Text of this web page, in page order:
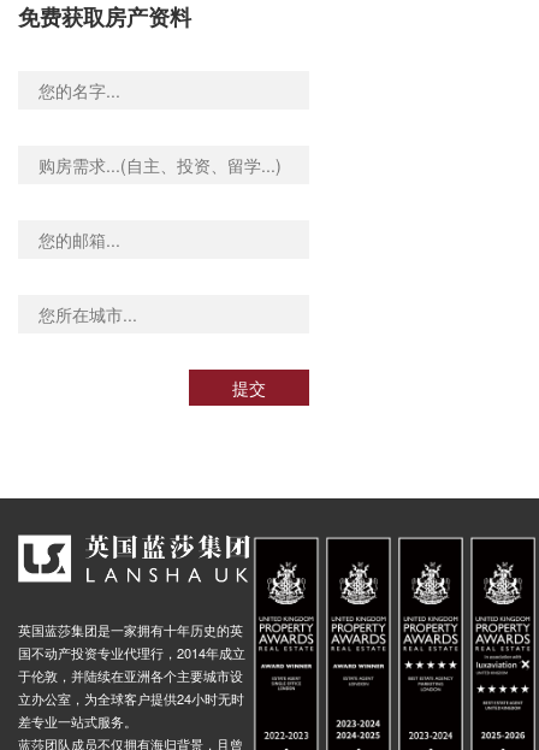
免费获取房产资料
提交
英国蓝莎集团是一家拥有十年历史的英
国不动产投资专业代理行，2014年成立
于伦敦，并陆续在亚洲各个主要城市设
立办公室，为全球客户提供24小时无时
差专业一站式服务。
蓝莎团队成员不仅拥有海归背景，且曾